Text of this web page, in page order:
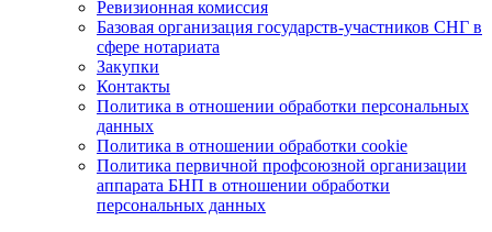
Ревизионная комиссия
Базовая организация государств-участников СНГ в
сфере нотариата
Закупки
Контакты
Политика в отношении обработки персональных
данных
Политика в отношении обработки cookie
Политика первичной профсоюзной организации
аппарата БНП в отношении обработки
персональных данных